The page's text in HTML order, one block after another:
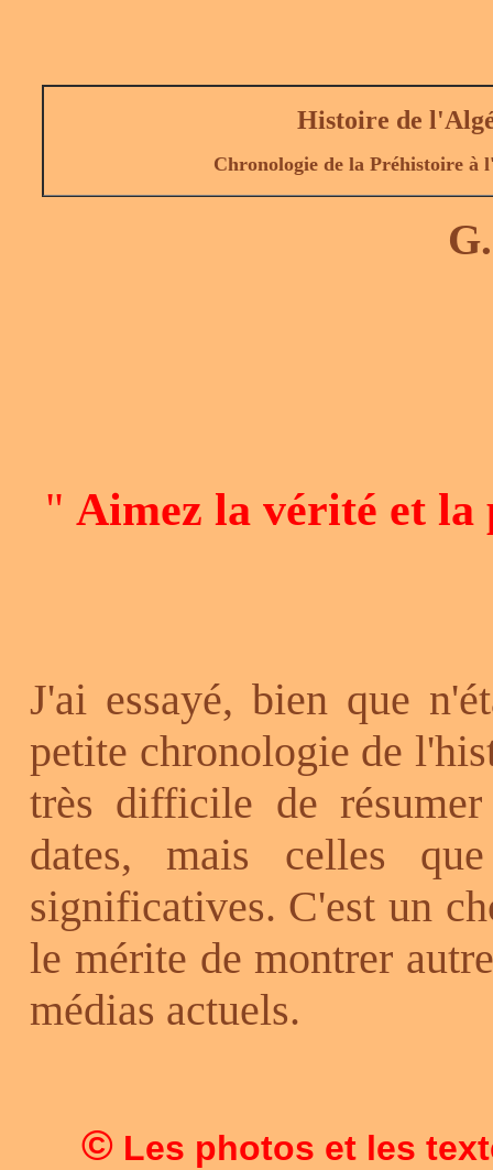
Histoire de
Chronologie de la Préhistoire à
" Aimez la vérité et la
J'ai essayé, bien que
petite chronologie de
très difficile de
dates, mais celles
significatives. C'est un
le mérite de montrer
médias actuels.
© Les photos et les